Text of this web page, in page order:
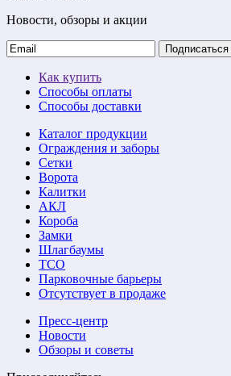
Новости, обзоры и акции
Подписаться
Как купить
Способы оплаты
Способы доставки
Каталог продукции
Ограждения и заборы
Сетки
Ворота
Калитки
АКЛ
Короба
Замки
Шлагбаумы
ТСО
Парковочные барьеры
Отсутствует в продаже
Пресс-центр
Новости
Обзоры и советы